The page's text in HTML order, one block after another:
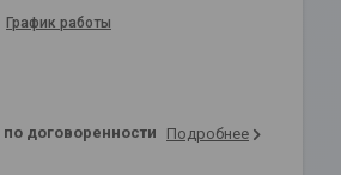
График работы
по договоренности Подробнее